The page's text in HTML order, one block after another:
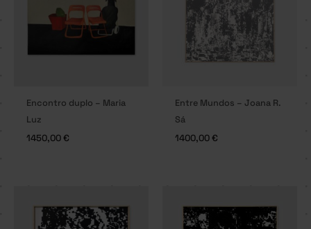
Encontro duplo – Maria
Luz
1450,00€
Entre Mundos – Joana R.
Sá
1400,00€